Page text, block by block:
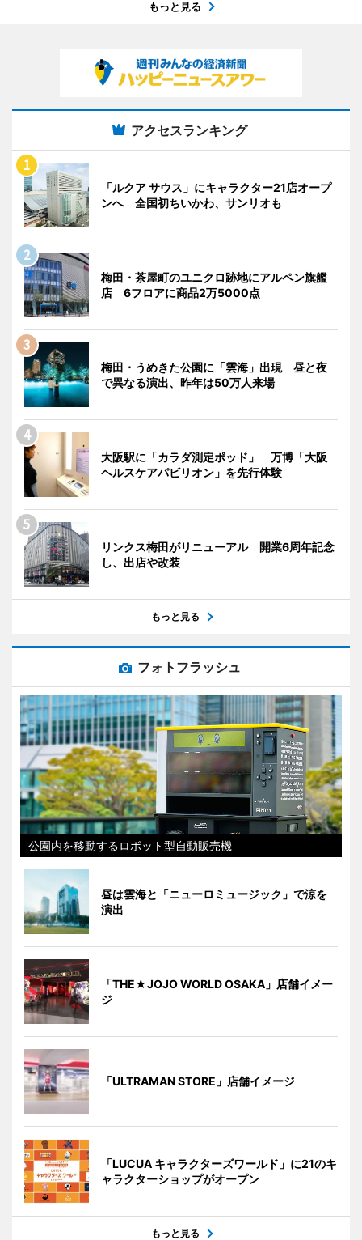
もっと見る
アクセスランキング
「ルクア サウス」にキャラクター21店オープ
ンへ 全国初ちいかわ、サンリオも
梅田・茶屋町のユニクロ跡地にアルペン旗艦
店 6フロアに商品2万5000点
梅田・うめきた公園に「雲海」出現 昼と夜
で異なる演出、昨年は50万人来場
大阪駅に「カラダ測定ポッド」 万博「大阪
ヘルスケアパビリオン」を先行体験
リンクス梅田がリニューアル 開業6周年記念
し、出店や改装
もっと見る
フォトフラッシュ
公園内を移動するロボット型自動販売機
昼は雲海と「ニューロミュージック」で涼を
演出
「THE★JOJO WORLD OSAKA」店舗イメー
ジ
「ULTRAMAN STORE」店舗イメージ
「LUCUA キャラクターズワールド」に21のキ
ャラクターショップがオープン
もっと見る